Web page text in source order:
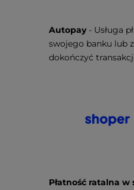
Autopay - Usługa
swojego banku lub
dokończyć
Płatność ratalna